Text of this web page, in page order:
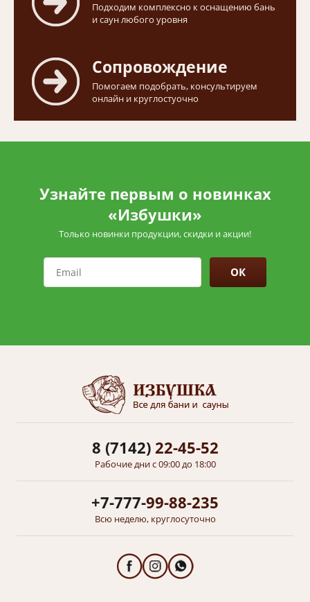
Подходим комплексно к оснащению бань
и саун любого уровня
Сопровождение
Помогаем подобрать, консультируем
онлайн и круглостуочно
Узнайте первым о новинках
«Избушки»
Только новинки продукции, скидки и акции!
ОК
8 (7142)22-45-52
Рабочие дни с 09:00 до 18:00
+7-777-99-88-235
Всю неделю, круглосуточно